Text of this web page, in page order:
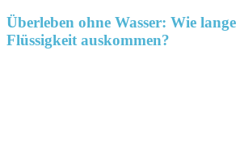
Überleben ohne Wasser: Wie
Flüssigkeit auskommen?